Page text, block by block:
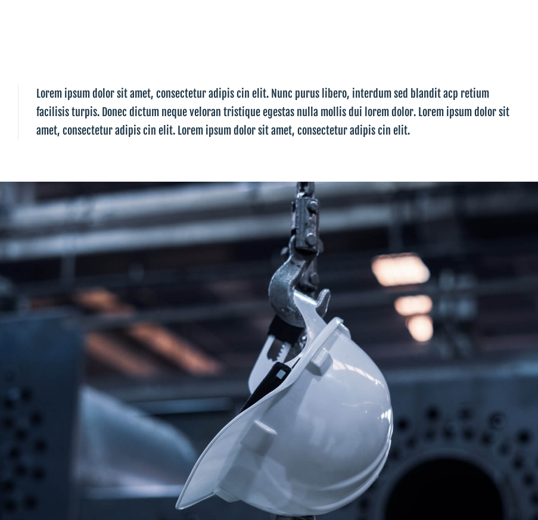
Lorem ipsum dolor sit amet, consectetur adipis cin elit. Nunc purus libero, interdum sed blandit acp retium
facilisis turpis. Donec dictum neque veloran tristique egestas nulla mollis dui lorem dolor. Lorem ipsum dolor sit
amet, consectetur adipis cin elit. Lorem ipsum dolor sit amet, consectetur adipis cin elit.